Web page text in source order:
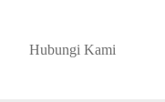
Hubungi Kami